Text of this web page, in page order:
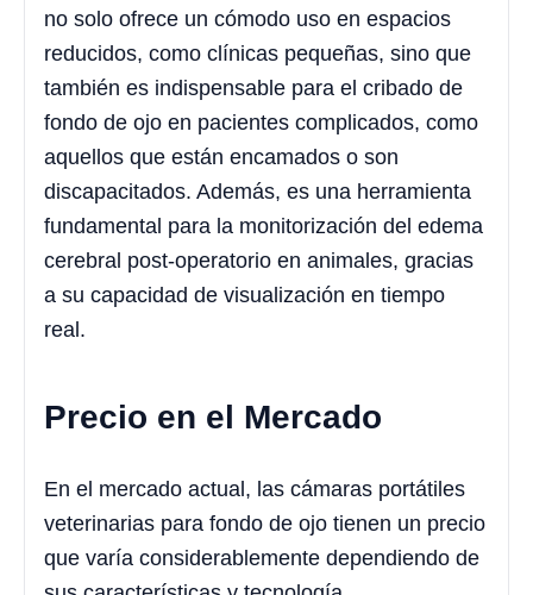
no solo ofrece un cómodo uso en espacios
reducidos, como clínicas pequeñas, sino que
también es indispensable para el cribado de
fondo de ojo en pacientes complicados, como
aquellos que están encamados o son
discapacitados. Además, es una herramienta
fundamental para la monitorización del edema
cerebral post-operatorio en animales, gracias
a su capacidad de visualización en tiempo
real.
Precio en el Mercado
En el mercado actual, las cámaras portátiles
veterinarias para fondo de ojo tienen un precio
que varía considerablemente dependiendo de